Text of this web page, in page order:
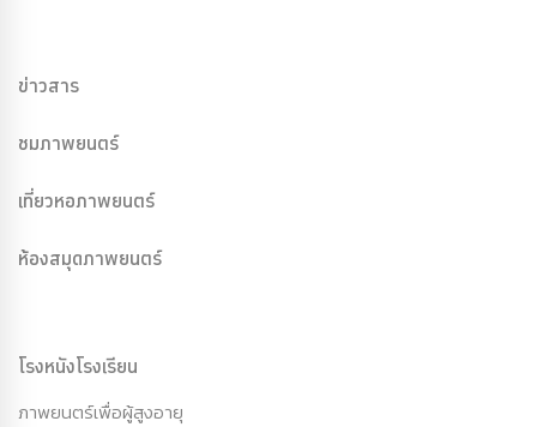
ข่าวสาร
ชมภาพยนตร์
เที่ยวหอภาพยนตร์
ห้องสมุดภาพยนตร์
โรงหนังโรงเรียน
ภาพยนตร์เพื่อผู้สูงอายุ